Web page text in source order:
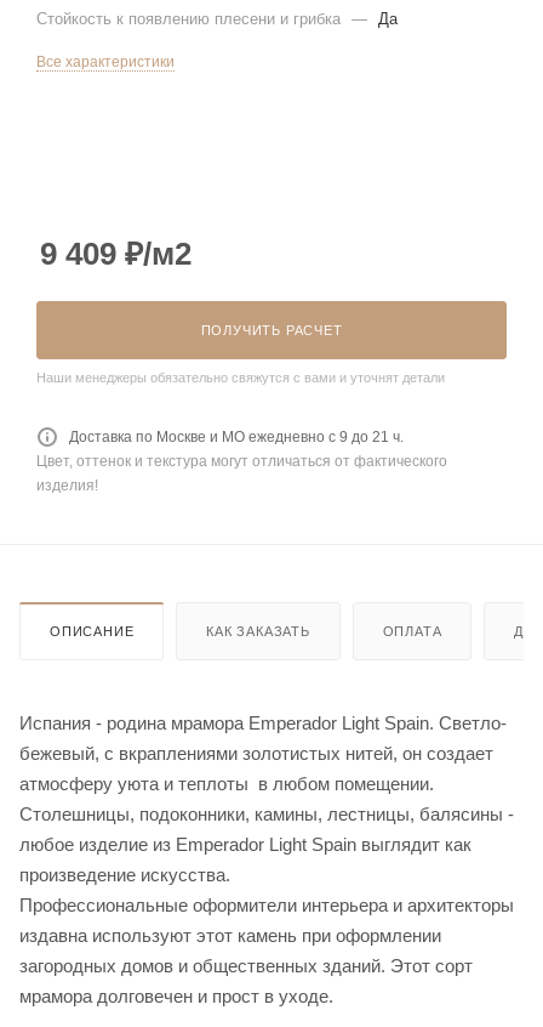
Стойкость к появлению плесени и грибка — Да
Все характеристики
9 409 ₽/м2
ПОЛУЧИТЬ РАСЧЕТ
Наши менеджеры обязательно свяжутся с вами и уточнят детали
Доставка по Москве и МО ежедневно с 9 до 21 ч.
Цвет, оттенок и текстура могут отличаться от фактического
изделия!
ОПИСАНИЕ КАК ЗАКАЗАТЬ ОПЛАТА
Испания - родина мрамора Emperador Light Spain. Светло-
бежевый, с вкраплениями золотистых нитей, он создает
атмосферу уюта и теплоты в любом помещении.
Столешницы, подоконники, камины, лестницы, балясины -
любое изделие из Emperador Light Spain выглядит как
произведение искусства.
Профессиональные оформители интерьера и архитекторы
издавна используют этот камень при оформлении
загородных домов и общественных зданий. Этот сорт
мрамора долговечен и прост в уходе.